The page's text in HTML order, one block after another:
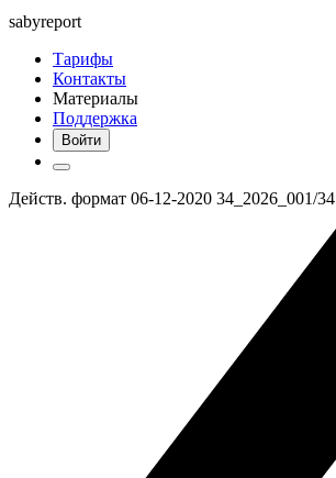
sabyreport
Тарифы
Контакты
Материалы
Поддержка
Войти
Действ. формат 06-12-2020 34_2026_001/34